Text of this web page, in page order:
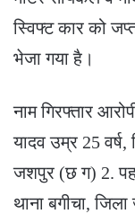
स्विफ्ट कार को
भेजा गया है।
नाम गिरफ्तार
यादव उम्र 25 वर्ष,
जशपुर (छ ग) 2.
थाना बगीचा,